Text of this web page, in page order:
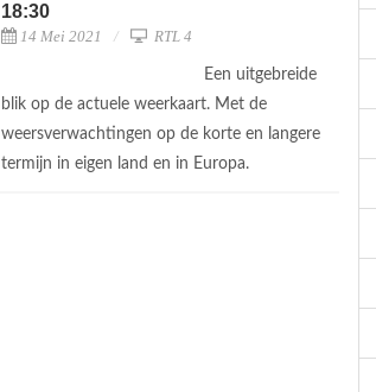
18:30
14 Mei 2021 RTL 4
Een uitgebreide
blik op de actuele weerkaart. Met de
weersverwachtingen op de korte en langere
termijn in eigen land en in Europa.